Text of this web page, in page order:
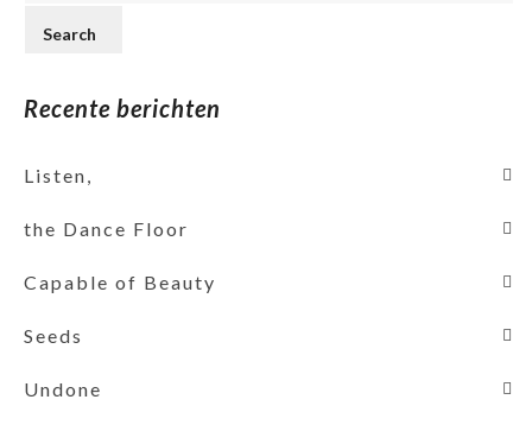
Recente berichten
Listen,
the Dance Floor
Capable of Beauty
Seeds
Undone